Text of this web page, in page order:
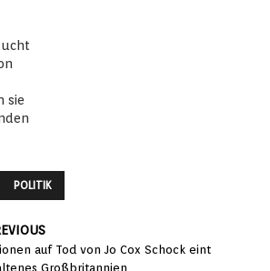
sie
die
POLITIK
auf Tod von Jo Cox Schock eint
Großbritannien